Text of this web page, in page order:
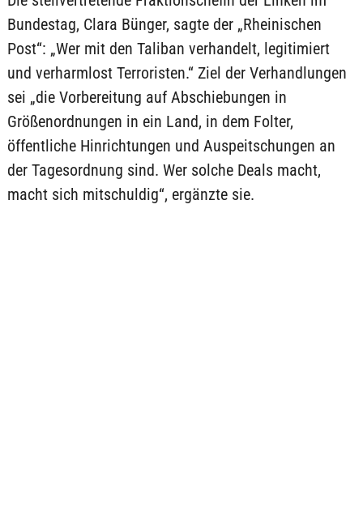
Bundestag, Clara Bünger, sagte der „Rheinischen
Post“: „Wer mit den Taliban verhandelt, legitimiert
und verharmlost Terroristen.“ Ziel der Verhandlungen
sei „die Vorbereitung auf Abschiebungen in
Größenordnungen in ein Land, in dem Folter,
öffentliche Hinrichtungen und Auspeitschungen an
der Tagesordnung sind. Wer solche Deals macht,
macht sich mitschuldig“, ergänzte sie.